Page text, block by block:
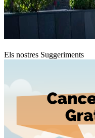
Els nostres Suggeriments